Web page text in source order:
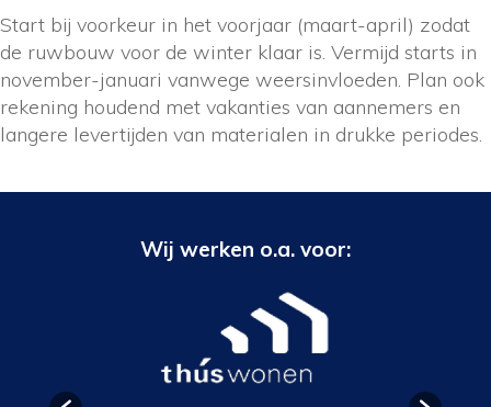
Start bij voorkeur in het voorjaar (maart-april) zodat
de ruwbouw voor de winter klaar is. Vermijd starts in
november-januari vanwege weersinvloeden. Plan ook
rekening houdend met vakanties van aannemers en
langere levertijden van materialen in drukke periodes.
Wij werken o.a. voor: